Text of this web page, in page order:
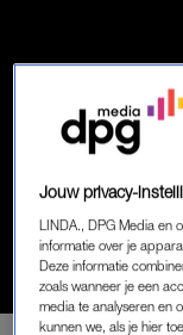
HEM
Jouw privacy-
LINDA., DPG Media en
informatie over je
Deze informatie
zoals wanneer je een
media te analyseren en
kunnen we, als je hier